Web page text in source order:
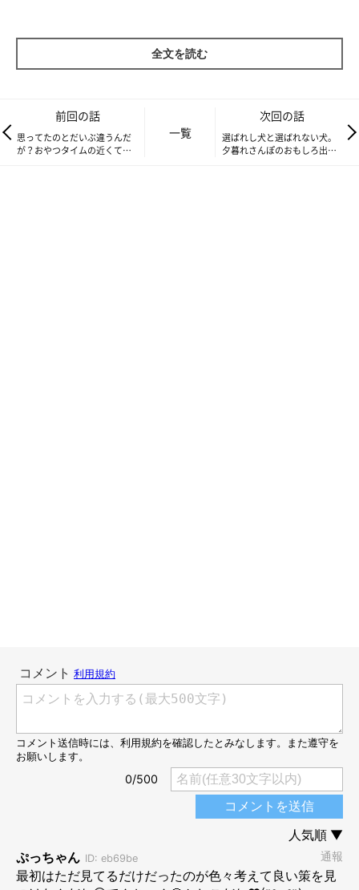
全文を読む
前回の話
思ってたのとだいぶ違うんだ
が？おやつタイムの近くて遠
一覧
次回の話
選ばれし犬と選ばれない犬。
夕暮れさんぽのおもしろ出来